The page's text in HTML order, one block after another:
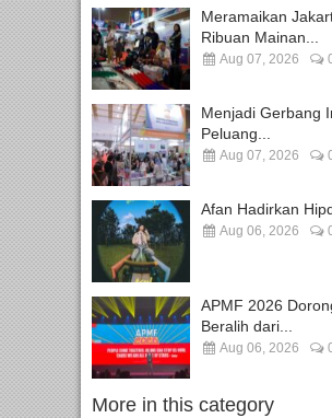
Meramaikan
Ribuan Mainan...
Aug 07, 2026
Menjadi Gerbang
Peluang...
Aug 07, 2026
Afan Hadirkan
Aug 06, 2026
APMF 2026
Beralih dari...
Aug 06, 2026
More in this category